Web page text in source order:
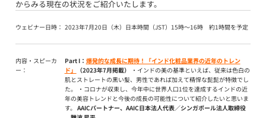
からみる現在の状況をご紹介いたします。
ウェビナー日時： 2023年7月20日（木）日本時間（JST）15時〜16時 約1時間を予定
内容・スピーカ
ー：
Part I： 爆発的な成長に期待！「インド化粧品業界の近年のトレン
ド」
（2023年7月掲載）
・インドの美の基準といえば、従来は色白の
肌とストレートの黒い髪、男性であれば加えて精悍な髭髭が特徴でし
た。 ・コロナが収束し、今年中に世界人口1位を達成するインドの近
年の美容トレンドと今後の成長の可能性について紹介したいと思いま
す。 AAICパートナー、AAIC日本法人代表／シンガポール法人取締役